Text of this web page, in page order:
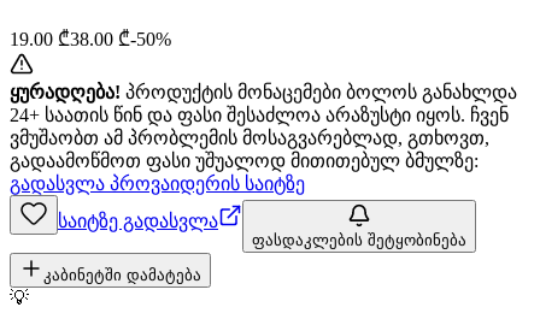
19.00 ₾38.00 ₾-50%
ყურადღება! პროდუქტის მონაცემები ბოლოს განახლდა
24+ საათის წინ და ფასი შესაძლოა არაზუსტი იყოს. ჩვენ
ვმუშაობთ ამ პრობლემის მოსაგვარებლად, გთხოვთ,
გადაამოწმოთ ფასი უშუალოდ მითითებულ ბმულზე:
გადასვლა პროვაიდერის საიტზე
საიტზე გადასვლა
ფასდაკლების შეტყობინება
კაბინეტში დამატება
💡